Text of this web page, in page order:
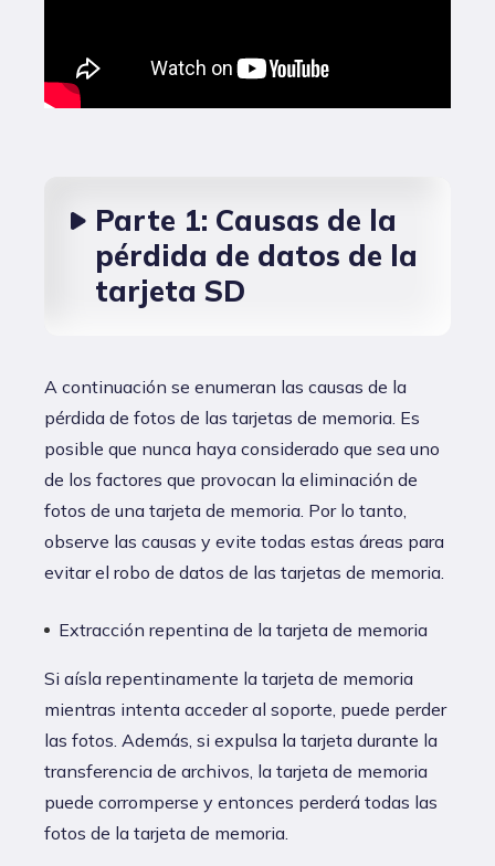
Parte 1: Causas de la
pérdida de datos de la
tarjeta SD
A continuación se enumeran las causas de la
pérdida de fotos de las tarjetas de memoria. Es
posible que nunca haya considerado que sea uno
de los factores que provocan la eliminación de
fotos de una tarjeta de memoria. Por lo tanto,
observe las causas y evite todas estas áreas para
evitar el robo de datos de las tarjetas de memoria.
Extracción repentina de la tarjeta de memoria
Si aísla repentinamente la tarjeta de memoria
mientras intenta acceder al soporte, puede perder
las fotos. Además, si expulsa la tarjeta durante la
transferencia de archivos, la tarjeta de memoria
puede corromperse y entonces perderá todas las
fotos de la tarjeta de memoria.